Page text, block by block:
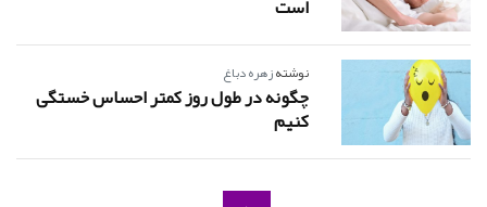
است
نوشتهزهره دباغ
چگونه در طول روز کمتر احساس خستگی
کنیم